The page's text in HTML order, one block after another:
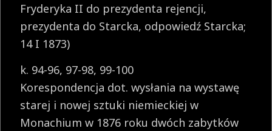
Fryderyka II do prezydenta rejencji,
prezydenta do Starcka, odpowiedź Starcka;
14 I 1873)
k. 94-96, 97-98, 99-100
Korespondencja dot. wysłania na wystawę
starej i nowej sztuki niemieckiej w
Monachium w 1876 roku dwóch zabytków